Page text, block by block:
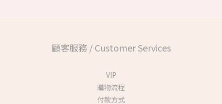
顧客服務 / Customer Services
VIP
購物流程
付款方式